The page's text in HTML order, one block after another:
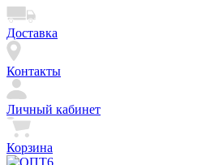
Доставка
Контакты
Личный кабинет
Корзина